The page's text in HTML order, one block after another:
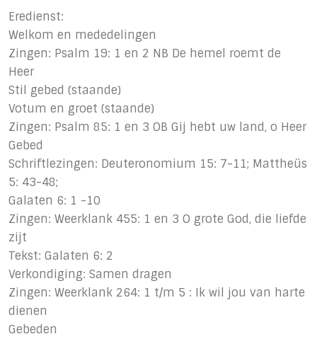
Eredienst:
Welkom en mededelingen
Zingen: Psalm 19: 1 en 2 NB De hemel roemt de
Heer
Stil gebed (staande)
Votum en groet (staande)
Zingen: Psalm 85: 1 en 3 OB Gij hebt uw land, o Heer
Gebed
Schriftlezingen: Deuteronomium 15: 7-11; Mattheüs
5: 43-48;
Galaten 6: 1 -10
Zingen: Weerklank 455: 1 en 3 O grote God, die liefde
zijt
Tekst: Galaten 6: 2
Verkondiging: Samen dragen
Zingen: Weerklank 264: 1 t/m 5 : Ik wil jou van harte
dienen
Gebeden